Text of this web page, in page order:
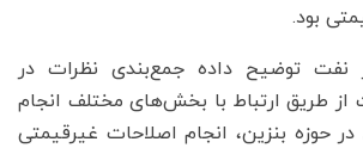
بود.
نفت توضیح داده جمع‌بندی نظرات در
طریق ارتباط با بخش‌های مختلف انجام
حوزه بنزین، انجام اصلاحات غیرقیمتی